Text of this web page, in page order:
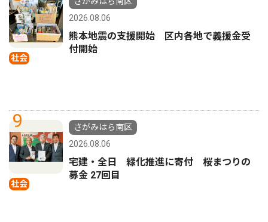
社会
2026.08.06
熊本地震の支援開始 区内各地で義援金受
付開始
9
社会
さがみはら南区
2026.08.06
宅建・全日 緑化推進に寄付 桜まつりの
募金 27回目